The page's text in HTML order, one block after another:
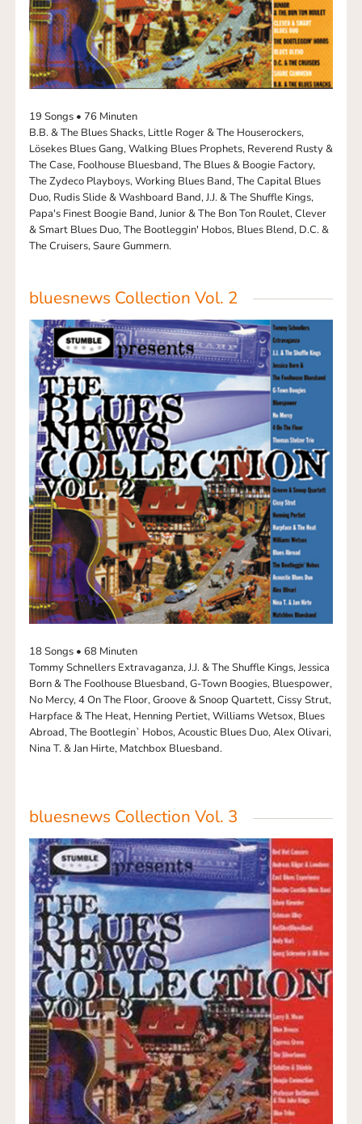
19 Songs • 76 Minuten
B.B. & The Blues Shacks, Little Roger & The Houserockers,
Lösekes Blues Gang, Walking Blues Prophets, Reverend Rusty &
The Case, Foolhouse Bluesband, The Blues & Boogie Factory,
The Zydeco Playboys, Working Blues Band, The Capital Blues
Duo, Rudis Slide & Washboard Band, J.J. & The Shuffle Kings,
Papa's Finest Boogie Band, Junior & The Bon Ton Roulet, Clever
& Smart Blues Duo, The Bootleggin' Hobos, Blues Blend, D.C. &
The Cruisers, Saure Gummern.
bluesnews Collection Vol. 2
18 Songs • 68 Minuten
Tommy Schnellers Extravaganza, J.J. & The Shuffle Kings, Jessica
Born & The Foolhouse Bluesband, G-Town Boogies, Bluespower,
No Mercy, 4 On The Floor, Groove & Snoop Quartett, Cissy Strut,
Harpface & The Heat, Henning Pertiet, Williams Wetsox, Blues
Abroad, The Bootlegin` Hobos, Acoustic Blues Duo, Alex Olivari,
Nina T. & Jan Hirte, Matchbox Bluesband.
bluesnews Collection Vol. 3